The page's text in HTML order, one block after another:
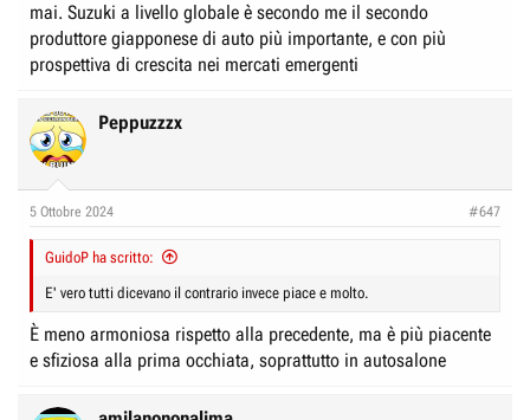
e
mai. Suzuki a livello globale è secondo me il secondo
produttore giapponese di auto più importante, e con più
prospettiva di crescita nei mercati emergenti
Peppuzzzx
5 Ottobre 2024 #647
GuidoP ha scritto:
E' vero tutti dicevano il contrario invece piace e molto.
È meno armoniosa rispetto alla precedente, ma è più piacente
e sfiziosa alla prima occhiata, soprattutto in autosalone